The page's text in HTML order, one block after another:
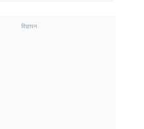
विज्ञापन